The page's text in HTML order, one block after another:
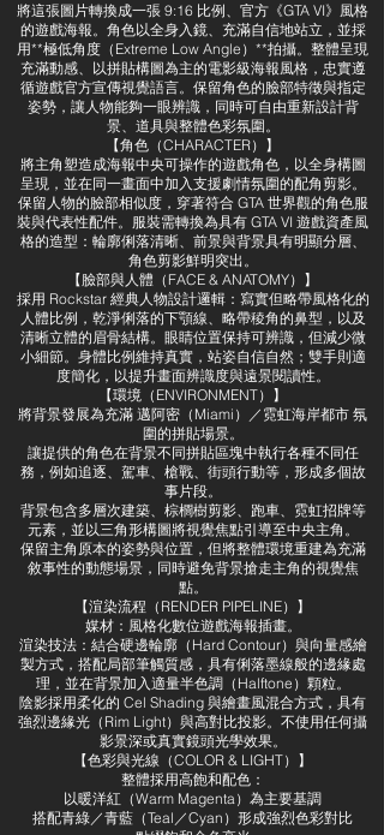
將這張圖片轉換成一張 9:16 比例、官方《GTA VI》風格
的遊戲海報。角色以全身入鏡、充滿自信地站立，並採
用**極低角度（Extreme Low Angle）**拍攝。整體呈現
充滿動感、以拼貼構圖為主的電影級海報風格，忠實遵
循遊戲官方宣傳視覺語言。保留角色的臉部特徵與指定
姿勢，讓人物能夠一眼辨識，同時可自由重新設計背
景、道具與整體色彩氛圍。
【角色（CHARACTER）】
將主角塑造成海報中央可操作的遊戲角色，以全身構圖
呈現，並在同一畫面中加入支援劇情氛圍的配角剪影。
保留人物的臉部相似度，穿著符合 GTA 世界觀的角色服
裝與代表性配件。服裝需轉換為具有 GTA VI 遊戲資產風
格的造型：輪廓俐落清晰、前景與背景具有明顯分層、
角色剪影鮮明突出。
【臉部與人體（FACE & ANATOMY）】
採用 Rockstar 經典人物設計邏輯：寫實但略帶風格化的
人體比例，乾淨俐落的下顎線、略帶稜角的鼻型，以及
清晰立體的眉骨結構。眼睛位置保持可辨識，但減少微
小細節。身體比例維持真實，站姿自信自然；雙手則適
度簡化，以提升畫面辨識度與遠景閱讀性。
【環境（ENVIRONMENT）】
將背景發展為充滿 邁阿密（Miami）／霓虹海岸都市 氛
圍的拼貼場景。
讓提供的角色在背景不同拼貼區塊中執行各種不同任
務，例如追逐、駕車、槍戰、街頭行動等，形成多個故
事片段。
背景包含多層次建築、棕櫚樹剪影、跑車、霓虹招牌等
元素，並以三角形構圖將視覺焦點引導至中央主角。
保留主角原本的姿勢與位置，但將整體環境重建為充滿
敘事性的動態場景，同時避免背景搶走主角的視覺焦
點。
【渲染流程（RENDER PIPELINE）】
媒材：風格化數位遊戲海報插畫。
渲染技法：結合硬邊輪廓（Hard Contour）與向量感繪
製方式，搭配局部筆觸質感，具有俐落墨線般的邊緣處
理，並在背景加入適量半色調（Halftone）顆粒。
陰影採用柔化的 Cel Shading 與繪畫風混合方式，具有
強烈邊緣光（Rim Light）與高對比投影。不使用任何攝
影景深或真實鏡頭光學效果。
【色彩與光線（COLOR & LIGHT）】
整體採用高飽和配色：
以暖洋紅（Warm Magenta）為主要基調
搭配青綠／青藍（Teal／Cyan）形成強烈色彩對比